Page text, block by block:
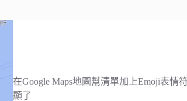
在Google Maps地圖幫清單加上Emoji表情
顯了